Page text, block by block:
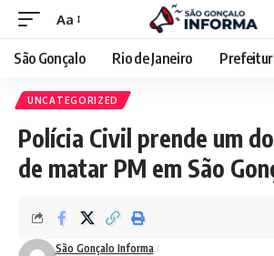
Aa
São Gonçalo Rio de Janeiro
UNCATEGORIZED
Polícia Civil prende um
de matar PM em São
São Gonçalo Informa